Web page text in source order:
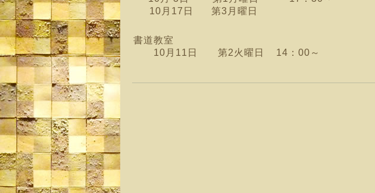
10月17日 第3月曜日
書道教室
10月11日 第2火曜日
14：00～